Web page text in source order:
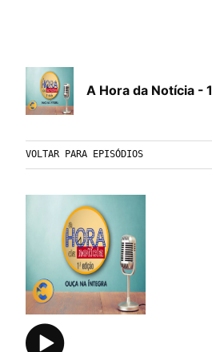
A Hora da Notícia -
VOLTAR PARA EPISÓDIOS